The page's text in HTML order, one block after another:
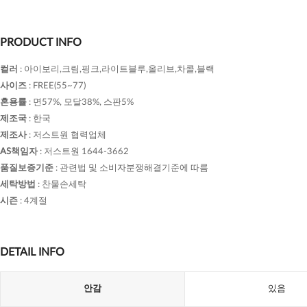
PRODUCT INFO
컬러 : 아이보리,크림,핑크,라이트블루,올리브,차콜,블랙
사이즈 : FREE(55~77)
혼용률 : 면57%, 모달38%, 스판5%
제조국 : 한국
제조사: 저스트원 협력업체
AS책임자: 저스트원 1644-3662
품질보증기준 : 관련법 및 소비자분쟁해결기준에 따름
세탁방법 : 찬물손세탁
시즌 : 4계절
DETAIL INFO
안감 있음